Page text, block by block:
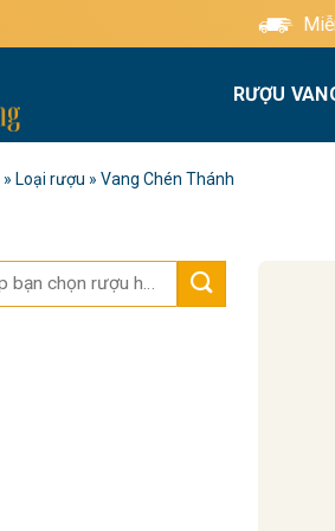
Miễn phí giao hàng tiêu
RƯỢU
» Loại rượu » Vang Chén Thánh